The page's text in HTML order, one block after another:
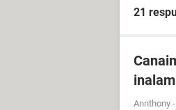
21
Annthony -